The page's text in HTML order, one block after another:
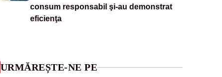
consum responsabil şi-au demonstrat
eficienţa
URMĂREȘTE-NE PE